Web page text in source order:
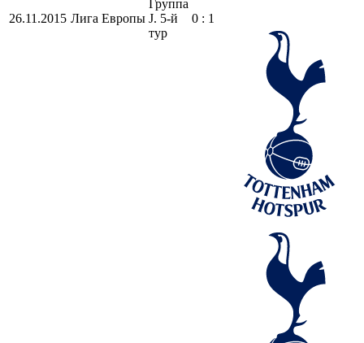
26.11.2015 Лига Европы
Группа
J. 5-й
тур
0 : 1